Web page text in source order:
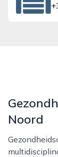
Noord
Gezondheidscentrum rotterdam noord is een